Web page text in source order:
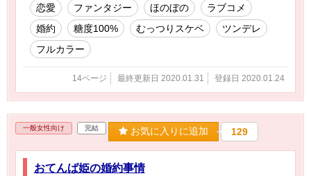
恋愛 ファンタジー ほのぼの
ラブコメ
婚約
糖度100% むっつりスケベ
ツンデレ
フルカラー
14ページ 最終更新日 2020.01.31 登録日 2020.01.24
一般女性向け 完結 お気に入りに追加 129
おてんば姫の婚約事情